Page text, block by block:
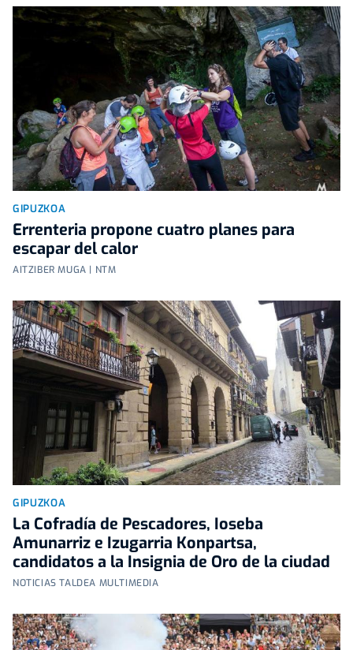
GIPUZKOA
Errenteria propone cuatro planes para
escapar del calor
AITZIBER MUGA | NTM
GIPUZKOA
La Cofradía de Pescadores, Ioseba
Amunarriz e Izugarria Konpartsa,
candidatos a la Insignia de Oro de la ciudad
NOTICIAS TALDEA MULTIMEDIA